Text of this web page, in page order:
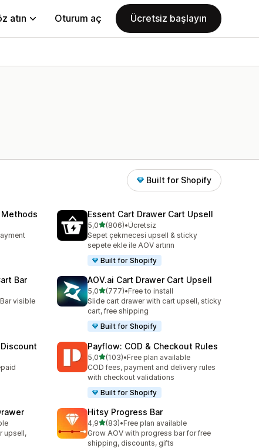
atın Oturum aç Ücretsiz başlayın
Built for Shopify
Methods Essent Cart Drawer Cart Upsell
5,05 yıldız üzerinden
(806)
toplam 806 değerlendirme
•Ücretsiz
Sepet çekmecesi upsell & sticky
sepete ekle ile AOV artırın
Built for Shopify
Bar
visible
AOV.ai Cart Drawer Cart Upsell
5,05 yıldız üzerinden
(777)
toplam 777 değerlendirme
•Free to install
Slide cart drawer with cart upsell, sticky
cart, free shipping
Built for Shopify
Payflow: COD & Checkout Rules
5,05 yıldız üzerinden
(103)
toplam 103 değerlendirme
•Free plan available
COD fees, payment and delivery rules
with checkout validations
Built for Shopify
upsell,
Hitsy Progress Bar
4,95 yıldız üzerinden
(83)
toplam 83 değerlendirme
•Free plan available
Grow AOV with progress bar for free
shipping, discounts, gifts